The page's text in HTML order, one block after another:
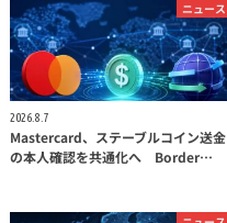
ニュース
2026.8.7
Mastercard、ステーブルコイン送金
の本人確認を共通化へ Border…